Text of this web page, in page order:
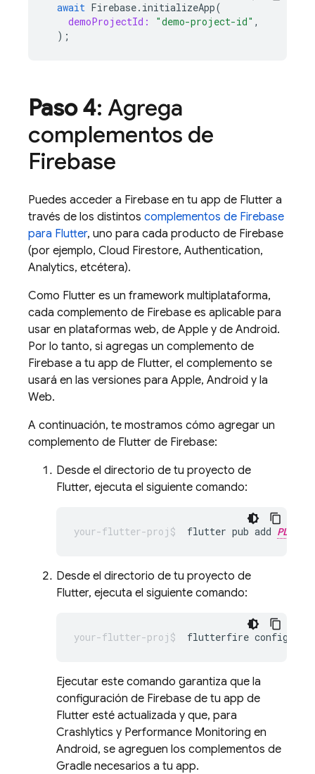
await Firebase. initializeApp(
demoProjectId:
"demo-project-id" ,
);
Paso 4: Agrega
complementos de
Firebase
Puedes acceder a Firebase en tu app de Flutter a
través de los distintos complementos de Firebase
para Flutter, uno para cada producto de Firebase
(por ejemplo, Cloud Firestore, Authentication,
Analytics, etcétera).
Como Flutter es un framework multiplataforma,
cada complemento de Firebase es aplicable para
usar en plataformas web, de Apple y de Android.
Por lo tanto, si agregas un complemento de
Firebase a tu app de Flutter, el complemento se
usará en las versiones para Apple, Android y la
Web.
A continuación, te mostramos cómo agregar un
complemento de Flutter de Firebase:
Desde el directorio de tu proyecto de
Flutter, ejecuta el siguiente comando:
flutter pub add
Desde el directorio de tu proyecto de
Flutter, ejecuta el siguiente comando:
flutterfire
Ejecutar este comando garantiza que la
configuración de Firebase de tu app de
Flutter esté actualizada y que, para
Crashlytics y Performance Monitoring en
Android, se agreguen los complementos de
Gradle necesarios a tu app.